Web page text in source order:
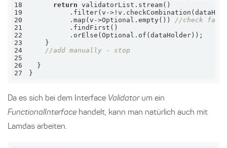
18
return
19
20
          .map(v->Optional.empty())
//check
21
22
23
24
//add manually - stop
25
26
27
}
Da es sich bei dem Interface Validatorum ein
FunctionalInterfacehandelt, kann man natürlich auch mit
Lamdas arbeiten.